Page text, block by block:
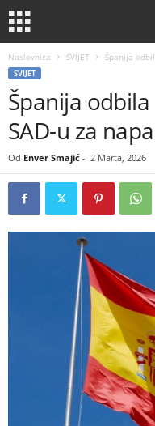
Naslovnica SVIJET Španija
SVIJET
Španija
SAD-u za
Od Enver Smajić - 2 Marta, 2026